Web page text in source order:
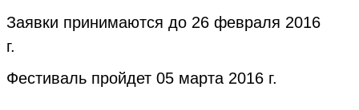
Заявки принимаются до 26 февраля 2016
г.
Фестиваль пройдет 05 марта 2016 г.